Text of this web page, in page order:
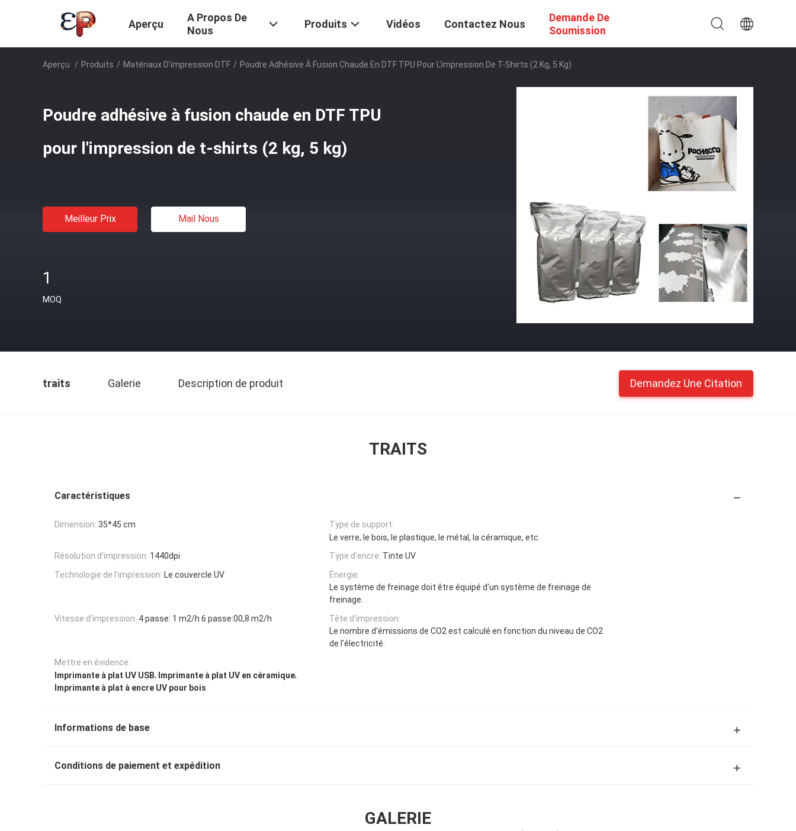
Aperçu
A Propos De
Nous
Produits Vidéos Contactez Nous
Demande De
Soumission
Aperçu / Produits / Matériaux D'impression DTF / Poudre Adhésive À Fusion Chaude En DTF TPU Pour L'impression De T-Shirts (2 Kg, 5 Kg)
Poudre adhésive à fusion chaude en DTF TPU
pour l'impression de t-shirts (2 kg, 5 kg)
Meilleur Prix Mail Nous
1
MOQ
traits Galerie Description de produit Demandez Une Citation
TRAITS
Caractéristiques
Dimension: 35*45 cm
Type de support:
Le verre, le bois, le plastique, le métal, la céramique, etc.
Résolution d'impression: 1440dpi Type d'encre: Tinte UV
Technologie de l'impression: Le couvercle UV
Énergie:
Le système de freinage doit être équipé d'un système de freinage de
freinage.
Vitesse d'impression: 4 passe: 1 m2/h 6 passe:00,8 m2/h
Tête d'impression:
Le nombre d'émissions de CO2 est calculé en fonction du niveau de CO2
de l'électricité.
Mettre en évidence:
Imprimante à plat UV USB, Imprimante à plat UV en céramique,
Imprimante à plat à encre UV pour bois
Informations de base
Conditions de paiement et expédition
GALERIE